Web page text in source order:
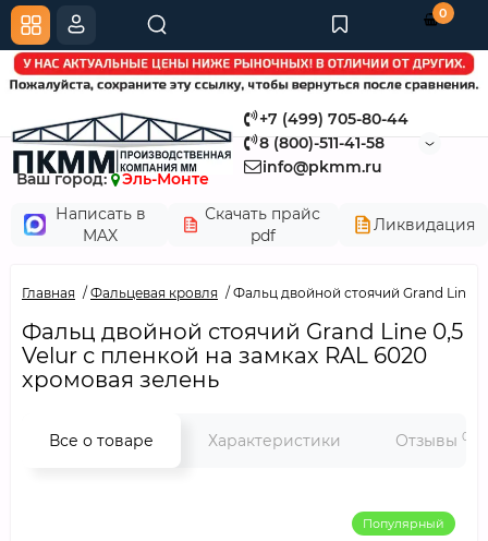
+7 (499) 705-80-44
8 (800)-511-41-58
info@pkmm.ru
Ваш город:
Эль-Монте
Написать в
MAX
Скачать прайс
pdf
Ликвидация
0
Главная Фальцевая кровля Фальц двойной стоячий Grand Line
Фальц двойной стоячий Grand Line 0,5
Velur с пленкой на замках RAL 6020
хромовая зелень
Все о товаре Характеристики Отзывы 0
Популярный